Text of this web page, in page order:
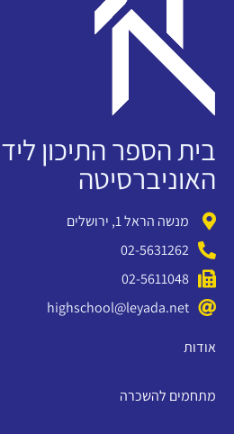
בית הספר התיכון ליד
האוניברסיטה
מנשה הראל 1, ירושלים
02-5631262
02-5611048
highschool@leyada.net
אודות
מתחמים להשכרה